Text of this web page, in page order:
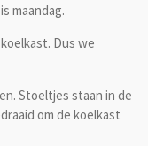
maandag.
Dus we
Stoeltjes staan in de
om de koelkast